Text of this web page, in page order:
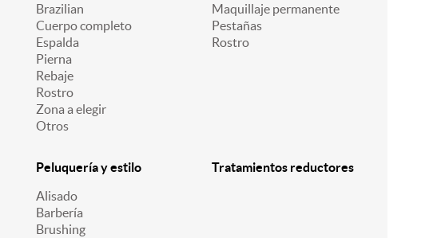
Brazilian
Cuerpo completo
Espalda
Pierna
Rebaje
Rostro
Zona a elegir
Otros
Maquillaje permanente
Pestañas
Rostro
Peluquería y estilo
Alisado
Barbería
Brushing
Tratamientos reductores